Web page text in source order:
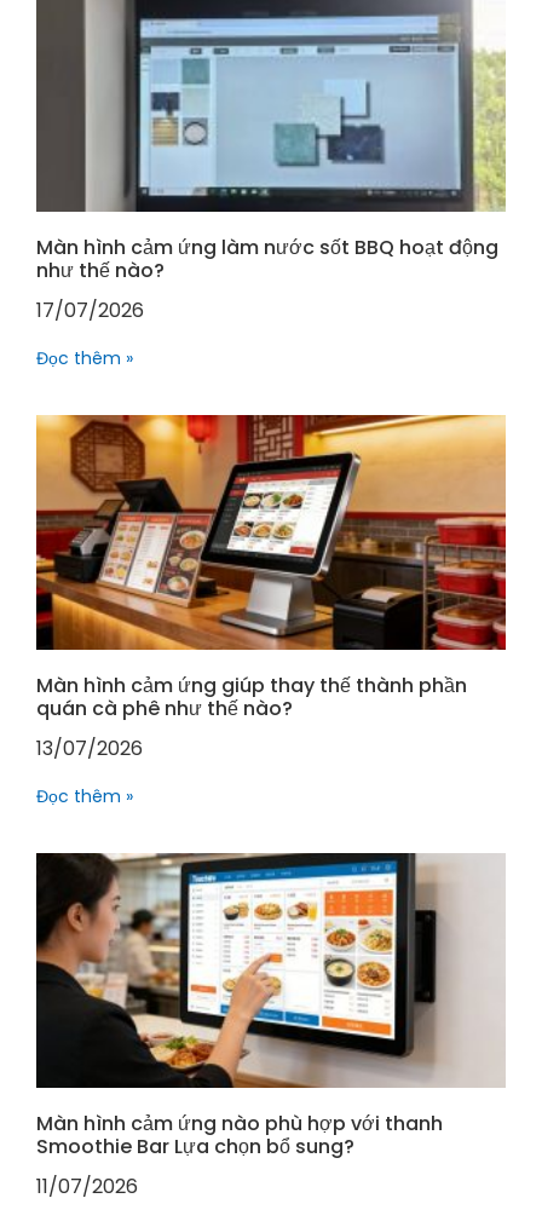
Màn hình cảm ứng làm nước sốt BBQ hoạt động
như thế nào?
17/07/2026
Đọc thêm »
Màn hình cảm ứng giúp thay thế thành phần
quán cà phê như thế nào?
13/07/2026
Đọc thêm »
Màn hình cảm ứng nào phù hợp với thanh
Smoothie Bar Lựa chọn bổ sung?
11/07/2026